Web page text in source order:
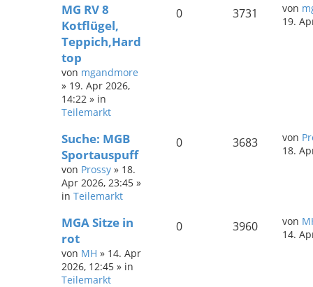
MG RV 8
Kotflügel,
Teppich,Hard
top
von mgandmore
» 19. Apr 2026,
14:22 » in
Teilemarkt
0 3731 von
19.
Suche: MGB
Sportauspuff
von Prossy » 18.
Apr 2026, 23:45 »
in Teilemarkt
0 3683 von
18.
MGA Sitze in
rot
von MH » 14. Apr
2026, 12:45 » in
Teilemarkt
0 3960 von
14.